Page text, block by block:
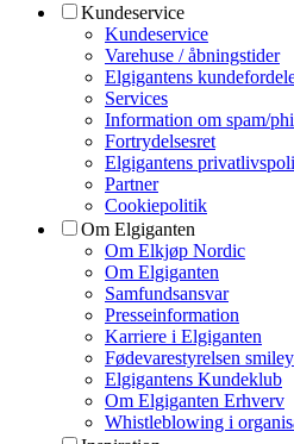
Kundeservice
Kundeservice
Varehuse / åbningstider
Elgigantens
Services
Information om spam/
Fortrydelsesret
Elgigantens
Partner
Cookiepolitik
Om Elgiganten
Om Elkjøp Nordic
Om Elgiganten
Samfundsansvar
Presseinformation
Karriere i Elgiganten
Fødevarestyrelsen smiley
Elgigantens Kundeklub
Om Elgiganten Erhverv
Whistleblowing i